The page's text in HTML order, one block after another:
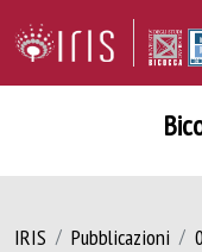
IRIS Pubblicazioni